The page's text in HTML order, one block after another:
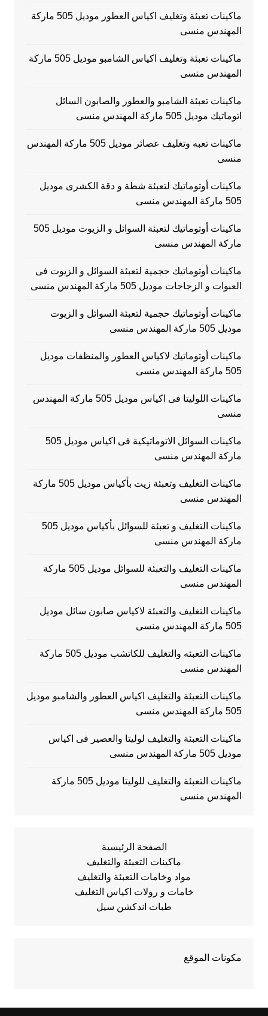
ماكينات تعبئة وتغليف اكياس العطور موديل 505 ماركة
المهندس منسى
ماكينات تعبئة وتغليف اكياس الشامبو موديل 505 ماركة
المهندس منسى
ماكينات تعبئة الشامبو والعطور والصابون السائل
اتوماتيك موديل 505 ماركة المهندس منسى
ماكينات تعبه وتغليف عصائر موديل 505 ماركة المهندس
منسى
ماكينات أوتوماتيك لتعبئة شطة و دقة الكشرى موديل
505 ماركة المهندس منسى
ماكينات أوتوماتيك لتعبئة السوائل و الزيوت موديل 505
ماركة المهندس منسى
ماكينات أوتوماتيك حجمية لتعبئة السوائل و الزيوت فى
العبوات و الزجاجات موديل 505 ماركة المهندس منسى
ماكينات أوتوماتيك حجمية لتعبئة السوائل و الزيوت
موديل 505 ماركة المهندس منسى
ماكينات أوتوماتيك لاكياس العطور والمنظفات موديل
505 ماركة المهندس منسى
ماكينات اللوليتا فى اكياس موديل 505 ماركة المهندس
منسى
ماكينات السوائل الاتوماتيكية فى اكياس موديل 505
ماركة المهندس منسى
ماكينات التغليف وتعبئة زيت بأكياس موديل 505 ماركة
المهندس منسى
ماكينات التغليف و تعبئة للسوائل بأكياس موديل 505
ماركة المهندس منسى
ماكينات التغليف والتعبئة للسوائل موديل 505 ماركة
المهندس منسى
ماكينات التغليف والتعبئة لاكياس صابون سائل موديل
505 ماركة المهندس منسى
ماكينات التعبئه والتغليف للكاتشب موديل 505 ماركة
المهندس منسى
ماكينات التعبئة والتغليف اكياس العطور والشامبو موديل
505 ماركة المهندس منسى
ماكينات التعبئة والتغليف لوليتا والعصير فى اكياس
موديل 505 ماركة المهندس منسى
ماكينات التعبئة والتغليف للوليتا موديل 505 ماركة
المهندس منسى
الصفحة الرئيسية
ماكينات التعبئة والتغليف
مواد وخامات التعبئة والتغليف
خامات و رولات اكياس التغليف
طبات اندكشن سيل
مكونات الموقع